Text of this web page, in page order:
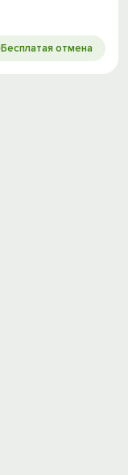
Бесплатая отмена